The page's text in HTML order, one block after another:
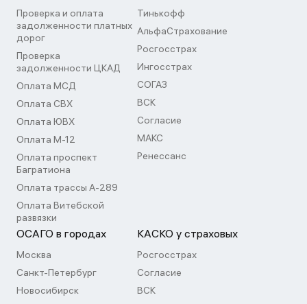
Проверка и оплата
задолженности платных
дорог
Проверка
задолженности ЦКАД
Оплата МСД
Оплата СВХ
Оплата ЮВХ
Оплата М-12
Оплата проспект
Багратиона
Оплата трассы А-289
Оплата Витебской
развязки
Тинькофф
АльфаСтрахование
Росгосстрах
Ингосстрах
СОГАЗ
ВСК
Согласие
МАКС
Ренессанс
ОСАГО в городах
Москва
Санкт-Петербург
Новосибирск
КАСКО у страховых
Росгосстрах
Согласие
ВСК